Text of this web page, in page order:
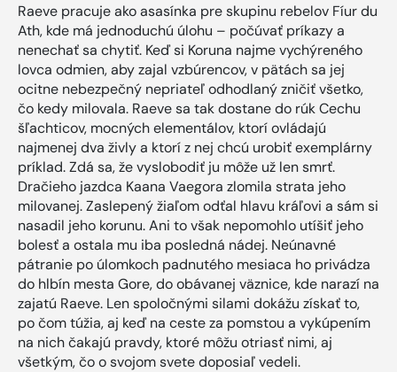
Raeve pracuje ako asasínka pre skupinu rebelov Fíur du
Ath, kde má jednoduchú úlohu – počúvať príkazy a
nenechať sa chytiť. Keď si Koruna najme vychýreného
lovca odmien, aby zajal vzbúrencov, v pätách sa jej
ocitne nebezpečný nepriateľ odhodlaný zničiť všetko,
čo kedy milovala. Raeve sa tak dostane do rúk Cechu
šľachticov, mocných elementálov, ktorí ovládajú
najmenej dva živly a ktorí z nej chcú urobiť exemplárny
príklad. Zdá sa, že vyslobodiť ju môže už len smrť.
Dračieho jazdca Kaana Vaegora zlomila strata jeho
milovanej. Zaslepený žiaľom odťal hlavu kráľovi a sám si
nasadil jeho korunu. Ani to však nepomohlo utíšiť jeho
bolesť a ostala mu iba posledná nádej. Neúnavné
pátranie po úlomkoch padnutého mesiaca ho privádza
do hlbín mesta Gore, do obávanej väznice, kde narazí na
zajatú Raeve. Len spoločnými silami dokážu získať to,
po čom túžia, aj keď na ceste za pomstou a vykúpením
na nich čakajú pravdy, ktoré môžu otriasť nimi, aj
všetkým, čo o svojom svete doposiaľ vedeli.